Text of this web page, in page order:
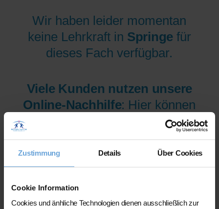
Zustimmung Details Über Cookies
Cookie Information
Cookies und änhliche Technologien dienen ausschließlich zur
Wir haben leider momentan
keine Lehrkraft in Springe für
dieses Fach verfügbar.
Viele Kunden nutzen unsere
Online-Nachhilfe: Hier können
wir Ihnen aus mehr als 300
Lehrer/innen pro Fach und
Niveau die am besten
qualifizierten Lehrer/innen sofort
zur Verfügung stellen.